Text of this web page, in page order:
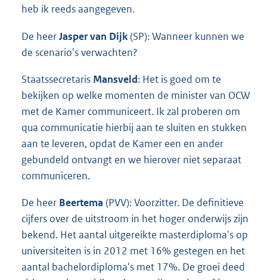
heb ik reeds aangegeven.
De heerJasper van Dijk(SP): Wanneer kunnen we
de scenario's verwachten?
Staatssecretaris Mansveld: Het is goed om te
bekijken op welke momenten de minister van OCW
met de Kamer communiceert. Ik zal proberen om
qua communicatie hierbij aan te sluiten en stukken
aan te leveren, opdat de Kamer een en ander
gebundeld ontvangt en we hierover niet separaat
communiceren.
De heer Beertema (PVV): Voorzitter. De definitieve
cijfers over de uitstroom in het hoger onderwijs zijn
bekend. Het aantal uitgereikte masterdiploma's op
universiteiten is in 2012 met 16% gestegen en het
aantal bachelordiploma's met 17%. De groei deed